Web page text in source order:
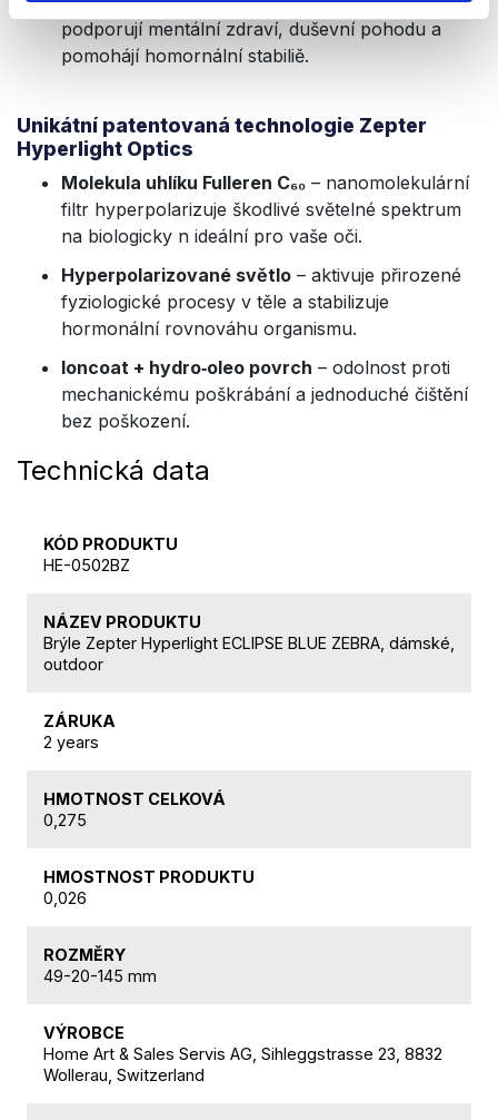
podporují mentální zdraví, duševní pohodu a
pomohájí homornální stabiliě.
Unikátní patentovaná technologie Zepter
Hyperlight Optics
Molekula uhlíku Fulleren C₆₀ – nanomolekulární
filtr hyperpolarizuje škodlivé světelné spektrum
na biologicky n ideální pro vaše oči.
Hyperpolarizované světlo – aktivuje přirozené
fyziologické procesy v těle a stabilizuje
hormonální rovnováhu organismu.
Ioncoat + hydro‑oleo povrch – odolnost proti
mechanickému poškrábání a jednoduché čištění
bez poškození.
Technická data
KÓD PRODUKTU
HE-0502BZ
NÁZEV PRODUKTU
Brýle Zepter Hyperlight ECLIPSE BLUE ZEBRA, dámské,
outdoor
ZÁRUKA
2 years
HMOTNOST CELKOVÁ
0,275
HMOSTNOST PRODUKTU
0,026
ROZMĚRY
49-20-145 mm
VÝROBCE
Home Art & Sales Servis AG, Sihleggstrasse 23, 8832
Wollerau, Switzerland